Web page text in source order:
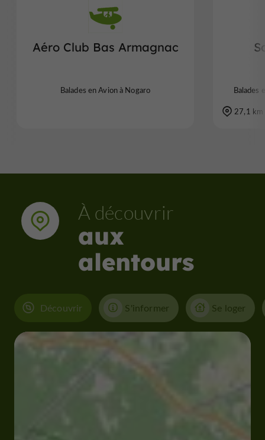
Aéro Club Bas Armagnac
Balades en Avion à Nogaro Balades
27,1 km
À découvrir
aux
alentours
Découvrir S'informer Se loger